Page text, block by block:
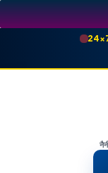
Skip
to